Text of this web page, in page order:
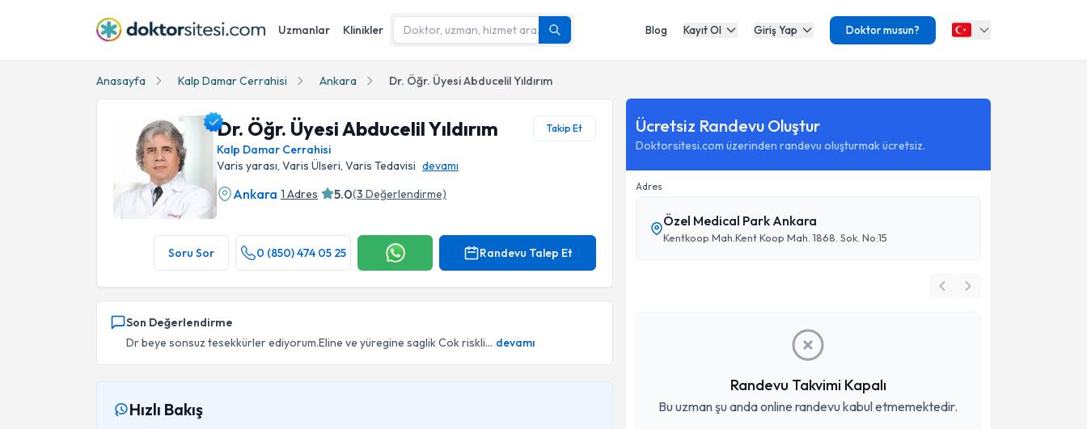
Uzmanlar Klinikler Blog Kayıt Ol Giriş Yap Doktor musun?
Anasayfa Kalp Damar Cerrahisi Ankara Dr. Öğr. Üyesi Abducelil Yıldırım
Dr. Öğr. Üyesi Abducelil Yıldırım Takip Et
Kalp Damar Cerrahisi
Varis yarası, Varis Ülseri, Varis Tedavisi devamı
Ankara 1 Adres 5.0(3 Değerlendirme)
Soru Sor 0 (850) 474 05 25 Randevu Talep Et
Son Değerlendirme
Dr beye sonsuz tesekkürler ediyorum.Eline ve yüregine saglik Cok riskli... devamı
Hızlı Bakış
Ücretsiz Randevu Oluştur
Doktorsitesi.com üzerinden randevu oluşturmak ücretsiz.
Adres
Özel Medical Park Ankara
Kentkoop Mah.Kent Koop Mah. 1868. Sok. No:15
Randevu Takvimi Kapalı
Bu uzman şu anda online randevu kabul etmemektedir.